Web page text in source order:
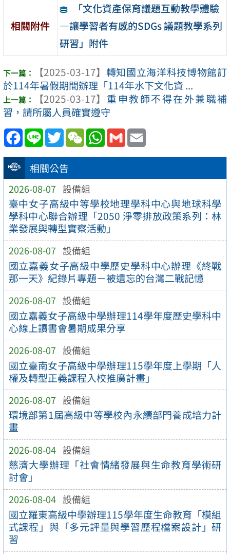
相關公告
2026-08-07 設備組
臺中女子高級中等學校地理學科中心與地球科學
學科中心聯合辦理「2050 淨零排放政策系列：林
業發展與轉型實察活動」
2026-08-07 設備組
國立嘉義女子高級中學歷史學科中心辦理《終戰
那一天》紀錄片專題－被遺忘的台灣二戰記憶
2026-08-07 設備組
國立嘉義女子高級中學辦理114學年度歷史學科中
心線上讀書會暑期成果分享
2026-08-07 設備組
國立臺南女子高級中學辦理115學年度上學期「人
權及轉型正義課程入校推廣計畫」
2026-08-07 設備組
環境部第1屆高級中等學校內永續部門養成培力計
畫
2026-08-04 設備組
慈濟大學辦理「社會情緒發展與生命教育學術研
討會」
2026-08-04 設備組
國立羅東高級中學辦理115學年度生命教育「模組
式課程」與「多元評量與學習歷程檔案設計」研
習
相關附件
「文化資產保育議題互動教學體驗
—讓學習者有感的SDGs 議題教學系列
研習」附件
【2025-03-17】 轉知國立海洋科技博物館訂
於114年暑假期間辦理「114年水下文化資 ...
【2025-03-17】 重申教師不得在外兼職補
習，請所屬人員確實遵守
Facebook
Line TwitterWeChatWhatsApp
Gmail